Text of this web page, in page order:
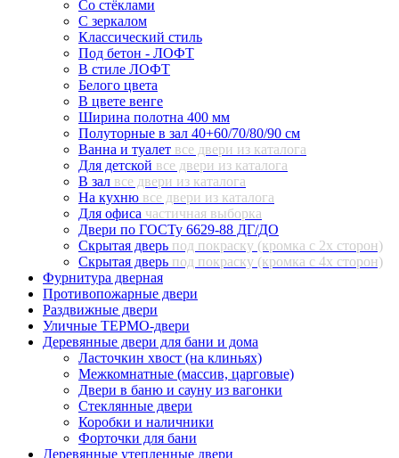
Со стёклами
С зеркалом
Классический стиль
Под бетон - ЛОФТ
В стиле ЛОФТ
Белого цвета
В цвете венге
Ширина полотна 400 мм
Полуторные в зал 40+60/70/80/90 см
Ванна и туалет все двери из каталога
Для детской все двери из каталога
В зал все двери из каталога
На кухню все двери из каталога
Для офиса частичная выборка
Двери по ГОСТу 6629-88 ДГ/ДО
Скрытая дверь под покраску (кромка с 2х сторон)
Скрытая дверь под покраску (кромка с 4х сторон)
Фурнитура дверная
Противопожарные двери
Раздвижные двери
Уличные ТЕРМО-двери
Деревянные двери для бани и дома
Ласточкин хвост (на клиньях)
Межкомнатные (массив, царговые)
Двери в баню и сауну из вагонки
Стеклянные двери
Коробки и наличники
Форточки для бани
Деревянные утепленные двери